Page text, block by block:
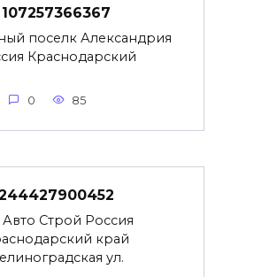
107257366367
поселк Александрия
Краснодарский
0 85
Строй Россия
край
ул.